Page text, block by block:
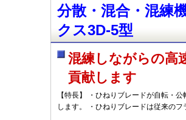
分散・混合・混練
クス3D-5型
混練しながらの高
貢献します
【特長】 ・ひねりブレードが自転・
します。 ・ひねりブレードは従来のフ